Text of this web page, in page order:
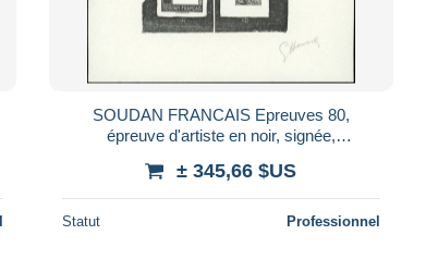
SOUDAN FRANCAIS Epreuves 80,
épreuve d'artiste en noir, signée,
faciale: Batel
± 345,66 $US
Statut Professionnel